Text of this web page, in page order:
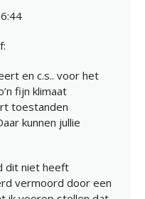
en c.s.. voor het
fijn klimaat
toestanden
kunnen jullie
dit niet heeft
vermoord door een